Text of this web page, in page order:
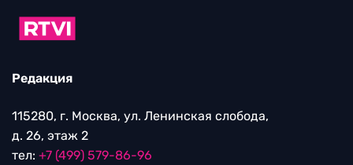
Редакция
115280, г. Москва, ул. Ленинская слобода,
д. 26, этаж 2
тел: +7 (499) 579-86-96